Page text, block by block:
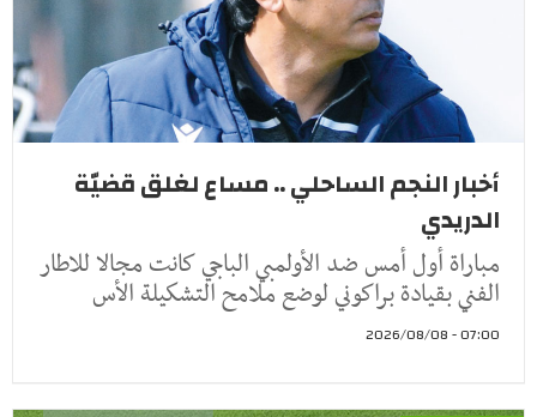
أخبار النجم الساحلي .. مساع لغلق قضيّة
الدريدي
مباراة أول أمس ضد الأولمبي الباجي كانت مجالا للاطار
الفني بقيادة براكوني لوضع ملامح التشكيلة الأس
07:00 - 2026/08/08